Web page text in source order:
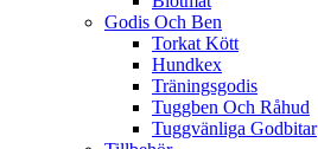
Godis Och Ben
Torkat Kött
Hundkex
Träningsgodis
Tuggben Och Råhud
Tuggvänliga Godbitar